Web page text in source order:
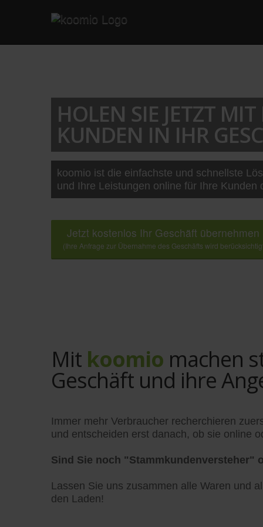
HOLEN SIE JETZT
KUNDEN IN IHR
koomio ist die einfachste und schnellste
und Ihre Leistungen online für Ihre Kunden
Jetzt kostenlos Ihr Geschäft übernehmen
(Ihre Anfrage zur Übernahme des Geschäfts wird
Mit koomio machen
Geschäft und ihre
Immer mehr Verbraucher recherchieren
und entscheiden erst danach, ob sie online
Sind Sie noch "Stammkundenversteher"
Lassen Sie uns zusammen alle Waren und
den Laden!